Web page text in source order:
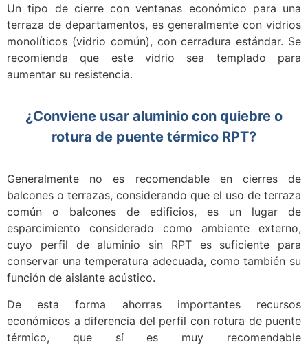
Un tipo de cierre con ventanas económico para una
terraza de departamentos, es generalmente con vidrios
monolíticos (vidrio común), con cerradura estándar. Se
recomienda que este vidrio sea templado para
aumentar su resistencia.
¿Conviene usar aluminio con quiebre o
rotura de puente térmico RPT?
Generalmente no es recomendable en cierres de
balcones o terrazas, considerando que el uso de terraza
común o balcones de edificios, es un lugar de
esparcimiento considerado como ambiente externo,
cuyo perfil de aluminio sin RPT es suficiente para
conservar una temperatura adecuada, como también su
función de aislante acústico.
De esta forma ahorras importantes recursos
económicos a diferencia del perfil con rotura de puente
térmico, que sí es muy recomendable